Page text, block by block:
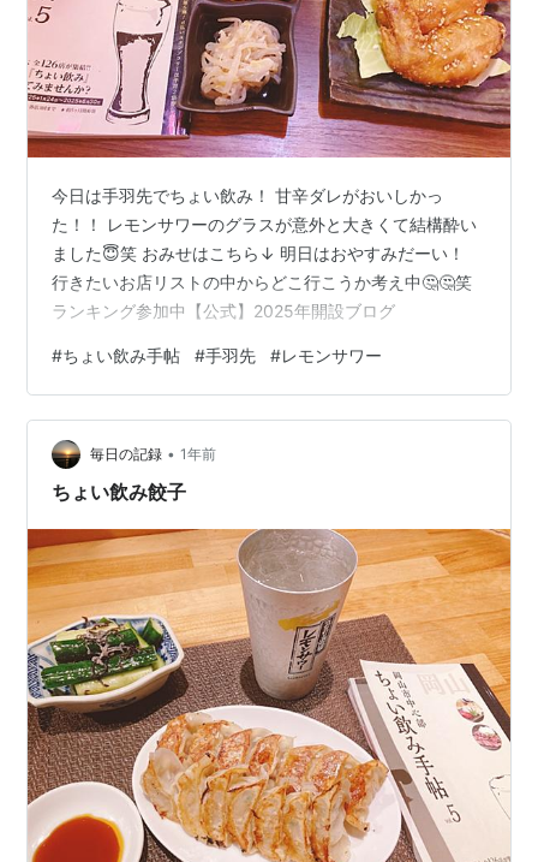
今日は手羽先でちょい飲み！ 甘辛ダレがおいしかっ
た！！ レモンサワーのグラスが意外と大きくて結構酔い
ました😇笑 おみせはこちら↓ 明日はおやすみだーい！
行きたいお店リストの中からどこ行こうか考え中🤔🤔笑
ランキング参加中【公式】2025年開設ブログ
#ちょい飲み手帖 #手羽先 #レモンサワー
毎日の記録 • 1年前
ちょい飲み餃子